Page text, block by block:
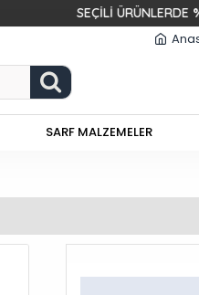
SEÇİLİ ÜRÜNLERDE%15
SARF MALZEMELER